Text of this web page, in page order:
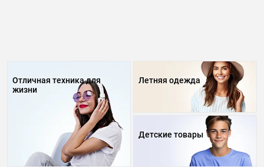
Отличная техника для
жизни
Летняя одежда
Детские товары